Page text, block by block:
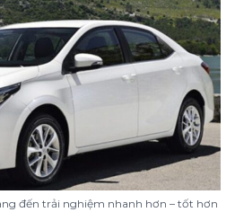
đến trải nghiệm nhanh hơn – tốt hơn